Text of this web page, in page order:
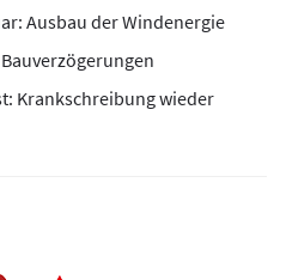
Ausbau der Windenergie
Krankschreibung wieder